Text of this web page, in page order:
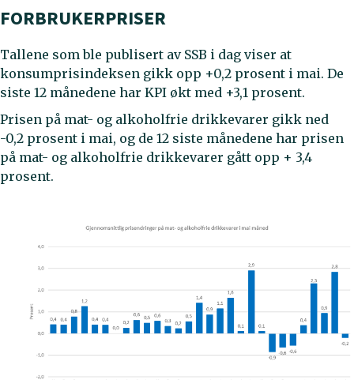
FORBRUKERPRISER
Tallene som ble publisert av SSB i dag viser at
konsumprisindeksen gikk opp +0,2 prosent i mai. De
siste 12 månedene har KPI økt med +3,1 prosent.
Prisen på mat- og alkoholfrie drikkevarer gikk ned
-0,2 prosent i mai, og de 12 siste månedene har prisen
på mat- og alkoholfrie drikkevarer gått opp + 3,4
prosent.